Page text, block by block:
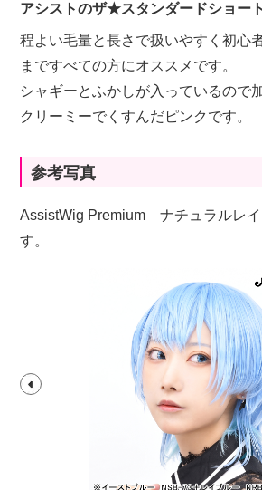
アシストのザ★スタンダードショー
程よい毛量と長さで扱いやすく初心
まですべての方にオススメです。
シャギーとふかしが入っているので
クリーミーでくすんだピンクです。
参考写真
AssistWig Premium ナチュラルレ
す。